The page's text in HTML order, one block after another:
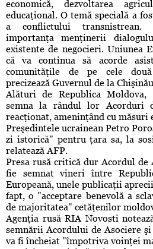
economică, dezvoltarea
educaţional. O temă specială a
a conflictului
importanţa menţinerii
existente de negocieri. Uniunea
că va continua să acorde
comunităţile de pe cele
precizează Guvernul de la
Alături de Republica
semna la rândul lor Acorduri
reacţionat, ameninţând cu măsuri
Preşedintele ucrainean Petro
zi istorică" pentru ţara sa, la
relatează AFP.
Presa rusă critică dur Acordul de
fie semnat vineri între
Europeană, unele publicaţii
fapt, o "acceptare benevolă a
de majoritatea" cetăţenilor
Agenţia rusă RIA Novosti
semnării Acordului de Asociere
va fi încheiat "împotriva voinţei